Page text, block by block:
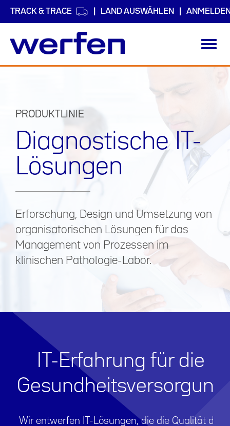
TRACK & TRACE LAND AUSWÄHLEN
PRODUKTLINIE
Diagnostische IT-
Lösungen
Erforschung, Design und Umsetzung von
organisatorischen Lösungen für das
Management von Prozessen im
klinischen Pathologie-Labor.
IT-Erfahrung für die
Gesundheitsversorgung
Wir entwerfen IT-Lösungen, die die Qualität der